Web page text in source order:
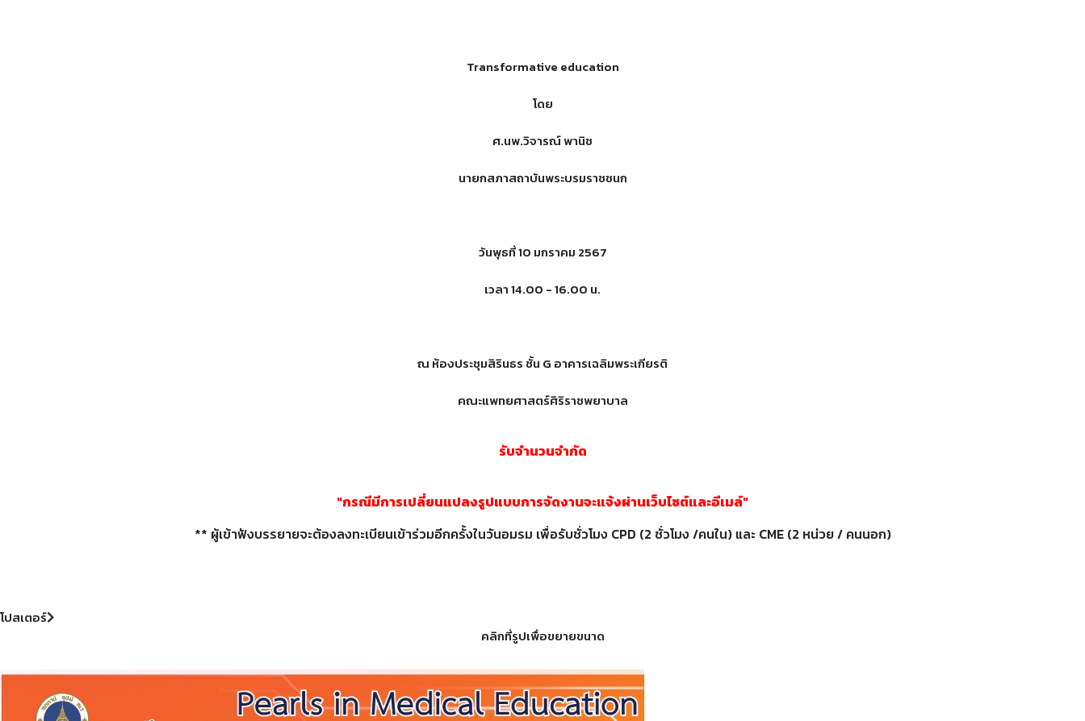
Transformative education
โดย
ศ.นพ.วิจารณ์ พานิช
นายกสภาสถาบันพระบรมราชชนก
วันพุธที่ 10 มกราคม 2567
เวลา 14.00 - 16.00 น.
ณ ห้องประชุมสิรินธร ชั้น G อาคารเฉลิมพระเกียรติ
คณะแพทยศาสตร์ศิริราชพยาบาล
รับจำนวนจำกัด
"กรณีมีการเปลี่ยนแปลงรูปแบบการจัดงานจะแจ้งผ่านเว็บไซต์และอีเมล์"
** ผู้เข้าฟังบรรยายจะต้องลงทะเบียนเข้าร่วมอีกครั้งในวันอมรม เพื่อรับชั่วโมง CPD (2 ชั่วโมง /คนใน) และ CME (2 หน่วย / คนนอก)
โปสเตอร์
คลิกที่รูปเพื่อขยายขนาด